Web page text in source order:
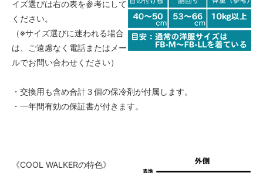
イズ選びは右の表を参考にして
ください。
（※サイズ選びに迷われる場合
は、ご遠慮なく電話またはメー
ルでお問い合わせください）
・交換用も含め合計３個の保冷剤が付属します。
・一年間有効の保証書が付きます。
《COOL WALKERの特色》